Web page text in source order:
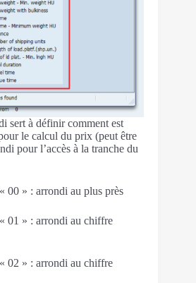
sert à définir comment est
le calcul du prix (peut être
pour l’accès à la tranche du
00 » : arrondi au plus près
01 » : arrondi au chiffre
02 » : arrondi au chiffre